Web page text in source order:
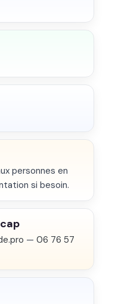
personnes en
si besoin.
— 06 76 57